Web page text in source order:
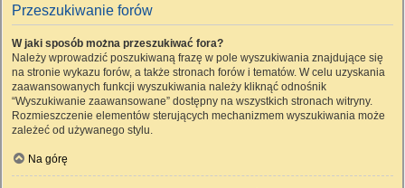
Przeszukiwanie forów
W jaki sposób można przeszukiwać fora?
Należy wprowadzić poszukiwaną frazę w pole wyszukiwania znajdujące się
na stronie wykazu forów, a także stronach forów i tematów. W celu uzyskania
zaawansowanych funkcji wyszukiwania należy kliknąć odnośnik
“Wyszukiwanie zaawansowane” dostępny na wszystkich stronach witryny.
Rozmieszczenie elementów sterujących mechanizmem wyszukiwania może
zależeć od używanego stylu.
Na górę